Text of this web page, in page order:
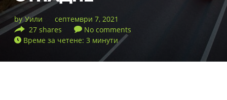
by Уили
септември 7, 2021
27 shares
No comments
Време за четене: 3 минути